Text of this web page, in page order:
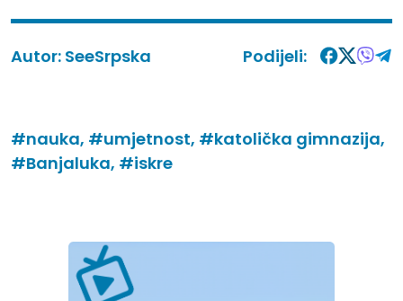
Autor: SeeSrpska Podijeli:
#nauka, #umjetnost, #katolička gimnazija,
#Banjaluka, #iskre